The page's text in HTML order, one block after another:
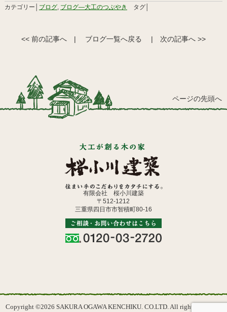
カテゴリー│ ブログ, ブログ―大工のつぶやき タグ│
<< 前の記事へ | ブログ一覧へ戻る | 次の記事へ >>
ページの先頭へ
有限会社 桜小川建築
〒512-1212
三重県四日市市智積町80-16
Copyright ©2026 SAKURA OGAWA KENCHIKU. CO.LTD. All rights reserved.